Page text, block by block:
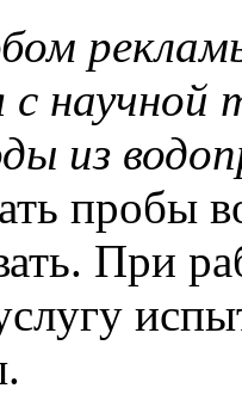
научной
из
пробы
При